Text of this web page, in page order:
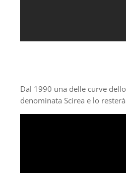
Dal 1990 una delle curve
denominata Scirea e lo